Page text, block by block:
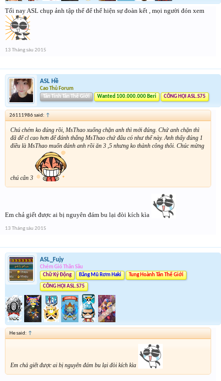
Tối nay ASL chụp ảnh tập thể để thể hiện sự đoàn kết , mọi người đón xem
13 Tháng sáu 2015
ASL Hề
Cao Thủ Forum
Tân Tinh Tân Thế Giới
Wanted 100.000.000 Beri CÔNG HỘI ASL.S75
26111986 said: ↑
Chú chém ko đúng rồi, MsThao xuống chặn anh thì mới đúng. Chứ anh chặn thì
đã để cl cao hơn để đánh thắng MsThao chứ đâu có như thế này. Anh thấy đúng 1
điều là MsThao muốn đánh anh rồi ăn 3 ,5 nhưng ko thành công thôi. Chúc mừng
chú cân 3
Em chả giết được ai bị nguyên đám bu lại đòi kích kìa
13 Tháng sáu 2015
ASL_Fujy
Chém Gió Thần Sầu
Chữ Ký Động
Băng Mũ Rơm Haki Tung Hoành Tân Thế Giới
CÔNG HỘI ASL.S75
He said: ↑
Em chả giết được ai bị nguyên đám bu lại đòi kích kìa